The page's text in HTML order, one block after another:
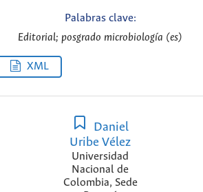
Palabras clave:
Editorial; posgrado microbiología (es)
XML
Daniel
Uribe Vélez
Universidad
Nacional de
Colombia, Sede